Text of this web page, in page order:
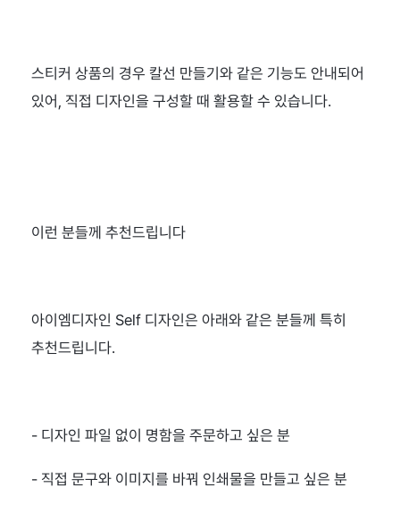
스티커 상품의 경우 칼선 만들기와 같은 기능도 안내되어
있어, 직접 디자인을 구성할 때 활용할 수 있습니다.
이런 분들께 추천드립니다
아이엠디자인 Self 디자인은 아래와 같은 분들께 특히
추천드립니다.
- 디자인 파일 없이 명함을 주문하고 싶은 분
- 직접 문구와 이미지를 바꿔 인쇄물을 만들고 싶은 분